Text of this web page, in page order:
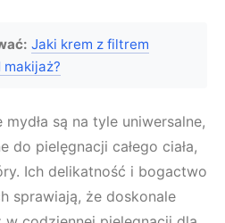
Jaki krem z filtrem
są na tyle uniwersalne,
do pielęgnacji całego ciała,
Ich delikatność i bogactwo
sprawiają, że doskonale